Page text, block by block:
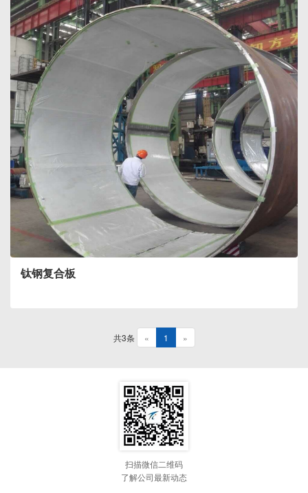
钛钢复合板
共3条 « 1 »
扫描微信二维码
了解公司最新动态